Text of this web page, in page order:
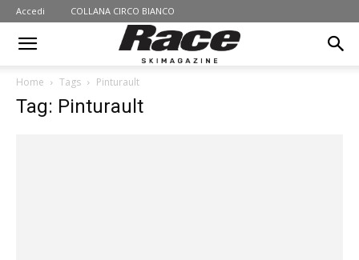
Accedi COLLANA CIRCO BIANCO
Home Tags Pinturault
Tag: Pinturault